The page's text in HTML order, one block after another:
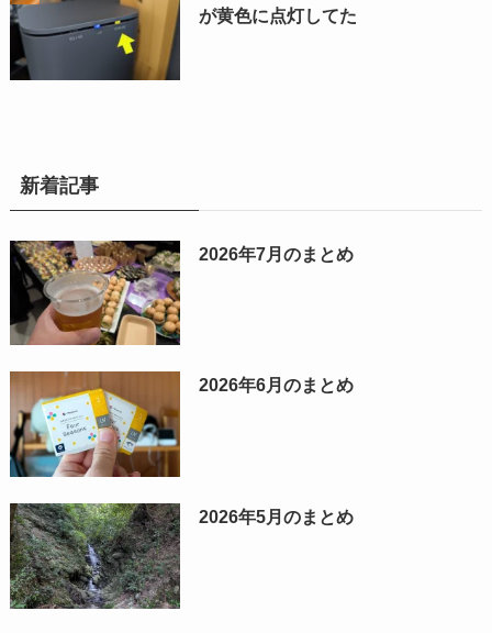
が黄色に点灯してた
新着記事
2026年7月のまとめ
2026年6月のまとめ
2026年5月のまとめ